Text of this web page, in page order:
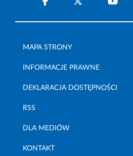
MAPA STRONY
INFORMACJE PRAWNE
DEKLARACJA DOSTĘPNOŚCI
RSS
DLA MEDIÓW
KONTAKT